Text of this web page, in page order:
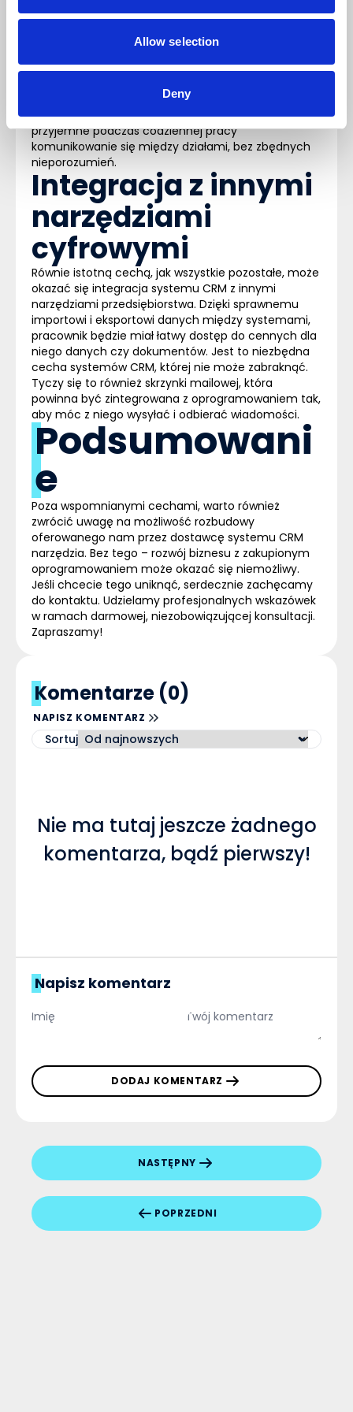
Allow selection
Deny
wewnętrzna
także dzięki komunikacji wewnątrz organizacji.
narzędzie do publikowania ogłoszeń, ale również
wbudowany komunikator. Umożliwi to szybkie, łatwe i
przyjemne podczas codziennej pracy
komunikowanie się między działami, bez zbędnych
nieporozumień.
Integracja z innymi
narzędziami
cyfrowymi
Równie istotną cechą, jak wszystkie pozostałe, może
okazać się integracja systemu CRM z innymi
narzędziami przedsiębiorstwa. Dzięki sprawnemu
importowi i eksportowi danych między systemami,
pracownik będzie miał łatwy dostęp do cennych dla
niego danych czy dokumentów. Jest to niezbędna
cecha systemówCRM, której nie może zabraknąć.
Tyczy się to również skrzynki mailowej, która
powinna być zintegrowana z oprogramowaniem tak,
aby móc z niego wysyłać i odbierać wiadomości.
Podsumowani
e
Poza wspomnianymi cechami, warto również
zwrócić uwagę na możliwość rozbudowy
oferowanego nam przez dostawcę systemu CRM
narzędzia. Bez tego – rozwój biznesu z zakupionym
oprogramowaniem może okazać się niemożliwy.
Jeśli chcecie tego uniknąć, serdecznie zachęcamy
do kontaktu. Udzielamy profesjonalnych wskazówek
w ramach darmowej, niezobowiązującej konsultacji.
Zapraszamy!
Komentarze (0)
NAPISZ KOMENTARZ
Sortuj
Nie ma tutaj jeszcze żadnego
komentarza, bądź pierwszy!
Napisz komentarz
DODAJ KOMENTARZ
POPRZEDNI
NASTĘPNY